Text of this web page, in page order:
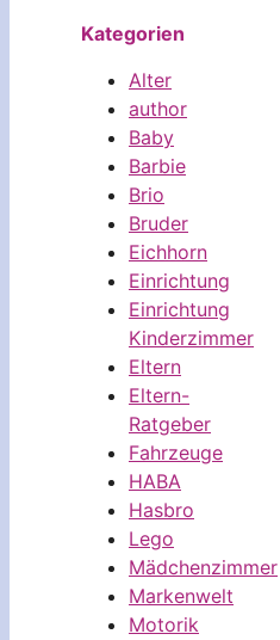
Kategorien
Alter
author
Baby
Barbie
Brio
Bruder
Eichhorn
Einrichtung
Einrichtung
Kinderzimmer
Eltern
Eltern-
Ratgeber
Fahrzeuge
HABA
Hasbro
Lego
Mädchenzimmer
Markenwelt
Motorik